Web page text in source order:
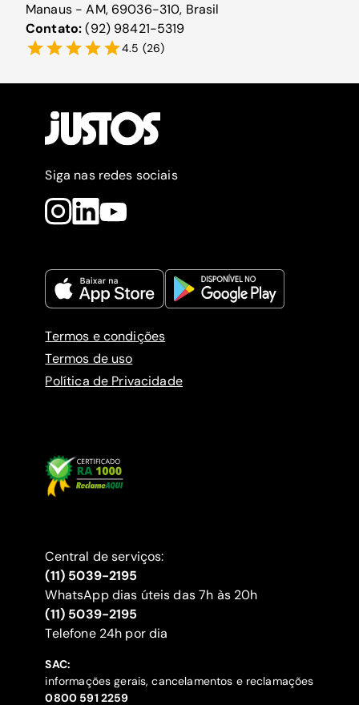
Manaus - AM, 69036-310, Brasil
Contato:(92) 98421-5319
4.5 (26)
Siga nas redes sociais
Termos e condições
Termos de uso
Política de Privacidade
Central de serviços:
(11) 5039-2195
WhatsApp dias úteis das 7h às 20h
(11) 5039-2195
‍Telefone 24h por dia
SAC:
informações gerais, cancelamentos e reclamações
‍0800 591 2259